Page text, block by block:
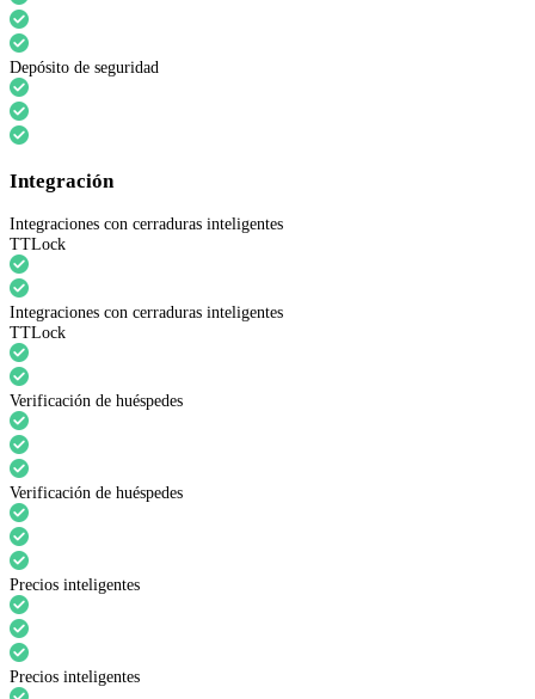
Depósito de seguridad
Integración
Integraciones con cerraduras inteligentes
TTLock
Integraciones con cerraduras inteligentes
TTLock
Verificación de huéspedes
Verificación de huéspedes
Precios inteligentes
Precios inteligentes